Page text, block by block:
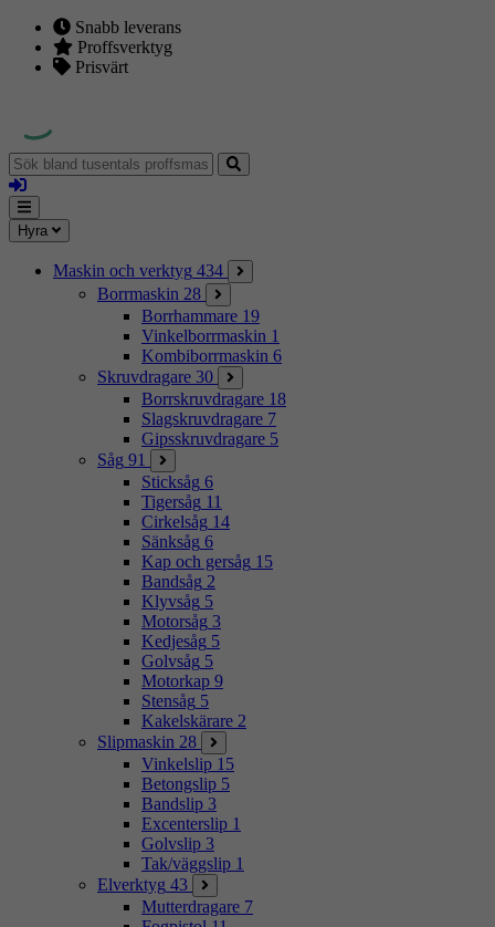
Snabb leverans
Proffsverktyg
Prisvärt
Sök
bland
tusentals
proffsmaskiner
Logga
in
Mina
sidor
Meny
Hyra
Maskin och verktyg 434
Borrmaskin 28
Borrhammare 19
Vinkelborrmaskin 1
Kombiborrmaskin 6
Skruvdragare 30
Borrskruvdragare 18
Slagskruvdragare 7
Gipsskruvdragare 5
Såg 91
Sticksåg 6
Tigersåg 11
Cirkelsåg 14
Sänksåg 6
Kap och gersåg 15
Bandsåg 2
Klyvsåg 5
Motorsåg 3
Kedjesåg 5
Golvsåg 5
Motorkap 9
Stensåg 5
Kakelskärare 2
Slipmaskin 28
Vinkelslip 15
Betongslip 5
Bandslip 3
Excenterslip 1
Golvslip 3
Tak/väggslip 1
Elverktyg 43
Mutterdragare 7